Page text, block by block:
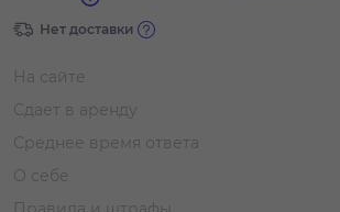
Нет доставки
На сайте
Сдает в аренду
Среднее время ответа
О себе